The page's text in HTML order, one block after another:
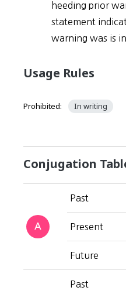
heeding prior
statement
warning was is
Usage Rules
Prohibited: In writing
Conjugation
A
Past
Present
Future
Past